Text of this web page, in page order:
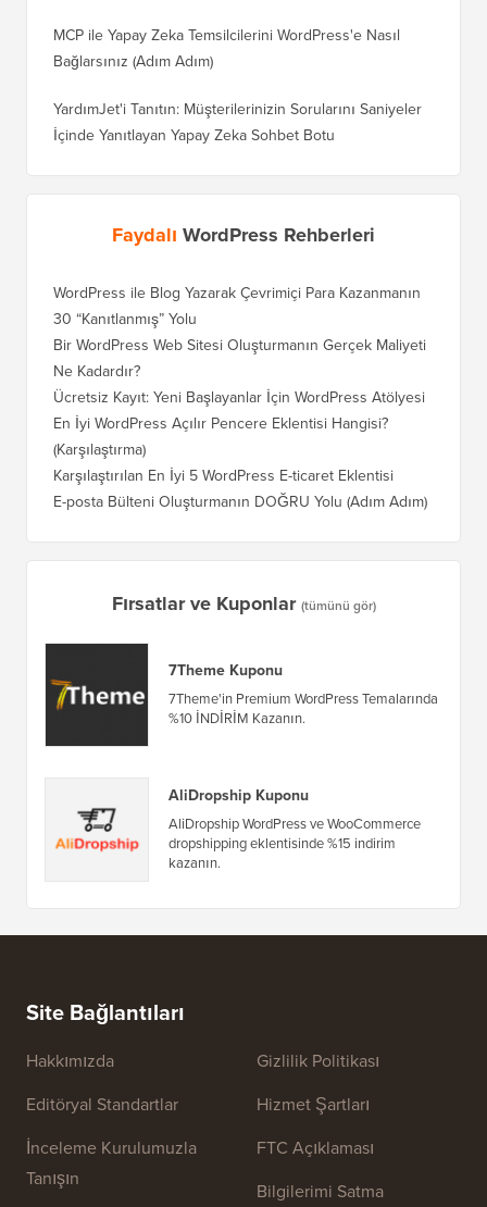
MCP ile Yapay Zeka Temsilcilerini WordPress'e Nasıl
Bağlarsınız (Adım Adım)
YardımJet'i Tanıtın: Müşterilerinizin Sorularını Saniyeler
İçinde Yanıtlayan Yapay Zeka Sohbet Botu
Faydalı WordPress Rehberleri
WordPress ile Blog Yazarak Çevrimiçi Para Kazanmanın
30 “Kanıtlanmış” Yolu
Bir WordPress Web Sitesi Oluşturmanın Gerçek Maliyeti
Ne Kadardır?
Ücretsiz Kayıt: Yeni Başlayanlar İçin WordPress Atölyesi
En İyi WordPress Açılır Pencere Eklentisi Hangisi?
(Karşılaştırma)
Karşılaştırılan En İyi 5 WordPress E-ticaret Eklentisi
E-posta Bülteni Oluşturmanın DOĞRU Yolu (Adım Adım)
Fırsatlar ve Kuponlar (tümünü gör)
7Theme Kuponu
7Theme'in Premium WordPress Temalarında
%10 İNDİRİM Kazanın.
AliDropship Kuponu
AliDropship WordPress ve WooCommerce
dropshipping eklentisinde %15 indirim
kazanın.
Site Bağlantıları
Hakkımızda
Editöryal Standartlar
İnceleme Kurulumuzla
Tanışın
Gizlilik Politikası
Hizmet Şartları
FTC Açıklaması
Bilgilerimi Satma